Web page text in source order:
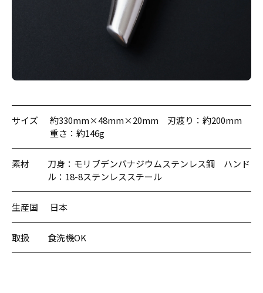
サイズ
約330mm×48mm×20mm 刃渡り：約200mm
重さ：約146g
素材
刀身：モリブデンバナジウムステンレス鋼 ハンド
ル：18-8ステンレススチール
生産国 日本
取扱 食洗機OK